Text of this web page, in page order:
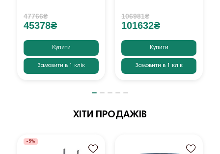
47766₴
45378₴
Купити
Замовити в 1 клік
106981₴
101632₴
Купити
Замовити в 1 клік
ХІТИ ПРОДАЖІВ
-5%